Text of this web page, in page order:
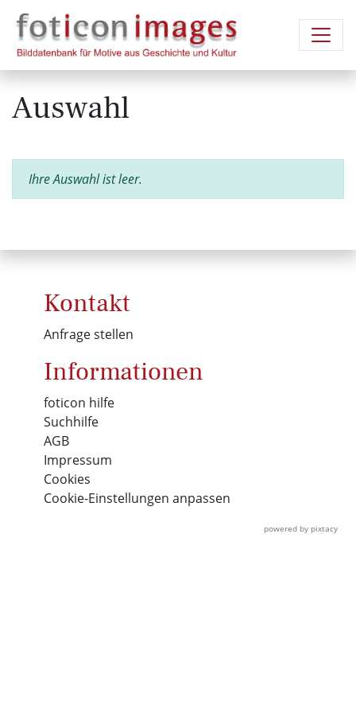
Auswahl
Ihre Auswahl ist leer.
Kontakt
Anfrage stellen
Informationen
foticon hilfe
Suchhilfe
AGB
Impressum
Cookies
Cookie-Einstellungen anpassen
powered by pixtacy